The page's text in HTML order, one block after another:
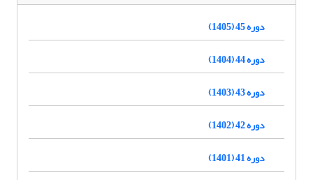
دوره 45 (1405)
دوره 44 (1404)
دوره 43 (1403)
دوره 42 (1402)
دوره 41 (1401)